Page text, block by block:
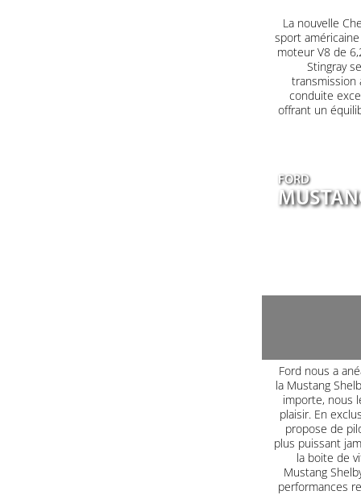
La nouvelle
sport
moteur V8 de
Stingray
transmission
conduite
offrant un
FORD
Ford nous a
la Mustang
importe, nous
plaisir. En
propose de
plus puissant
la boite de
Mustang
performances